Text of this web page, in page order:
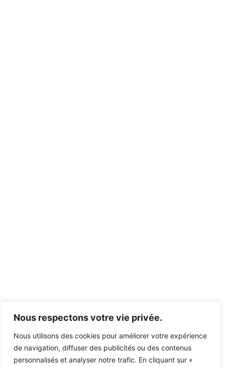
Nous respectons votre vie privée.
Nous utilisons des cookies pour améliorer votre expérience
de navigation, diffuser des publicités ou des contenus
personnalisés et analyser notre trafic. En cliquant sur «